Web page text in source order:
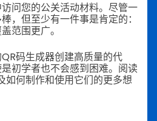
问您的公关活动材料。尽管一
，但至少有一件事是肯定的：
范围更广。
码生成器创建高质量的代
初学者也不会感到困难。阅读
如何制作和使用它们的更多想